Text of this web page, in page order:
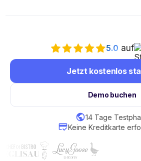
5.0 auf
Jetzt kostenlos
Demo buchen
14 Tage
Keine Kreditkarte